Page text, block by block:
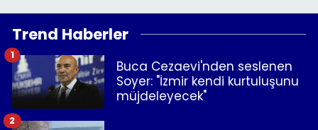
Trend Haberler
Buca Cezaevi'nden seslenen
Soyer: "İzmir kendi kurtuluşunu
müjdeleyecek"
1
2